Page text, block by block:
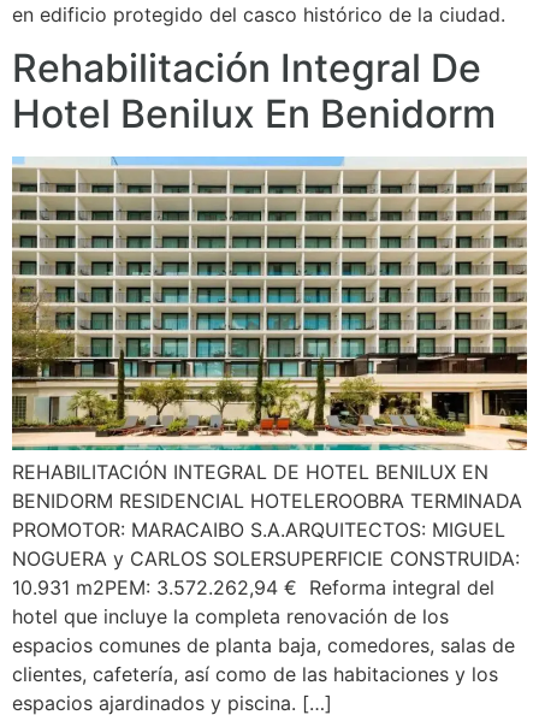
en edificio protegido del casco histórico de la ciudad.
Rehabilitación Integral De
Hotel Benilux En Benidorm
REHABILITACIÓN INTEGRAL DE HOTEL BENILUX EN
BENIDORM RESIDENCIAL HOTELEROOBRA TERMINADA
PROMOTOR: MARACAIBO S.A.ARQUITECTOS: MIGUEL
NOGUERA y CARLOS SOLERSUPERFICIE CONSTRUIDA:
10.931 m2PEM: 3.572.262,94 € Reforma integral del
hotel que incluye la completa renovación de los
espacios comunes de planta baja, comedores, salas de
clientes, cafetería, así como de las habitaciones y los
espacios ajardinados y piscina. […]